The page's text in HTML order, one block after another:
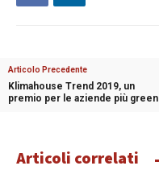
Articolo Precedente
Klimahouse Trend 2019, un
premio per le aziende più green
Articoli correlati